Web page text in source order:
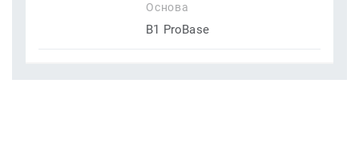
Основа
B1 ProBase